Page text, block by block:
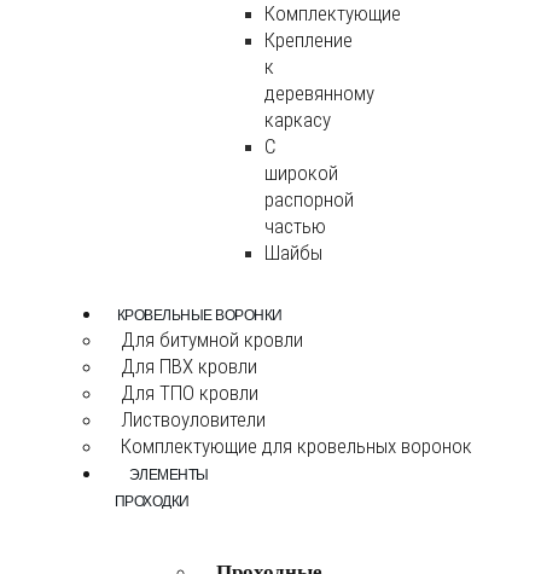
Комплектующие
Крепление
к
деревянному
каркасу
С
широкой
распорной
частью
Шайбы
КРОВЕЛЬНЫЕ ВОРОНКИ
Для битумной кровли
Для ПВХ кровли
Для ТПО кровли
Листвоуловители
Комплектующие для кровельных воронок
ЭЛЕМЕНТЫ
ПРОХОДКИ